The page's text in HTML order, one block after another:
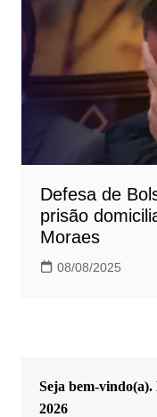
Defesa de
prisão
Moraes
08/08/2025
Seja bem-vindo(a).
2026